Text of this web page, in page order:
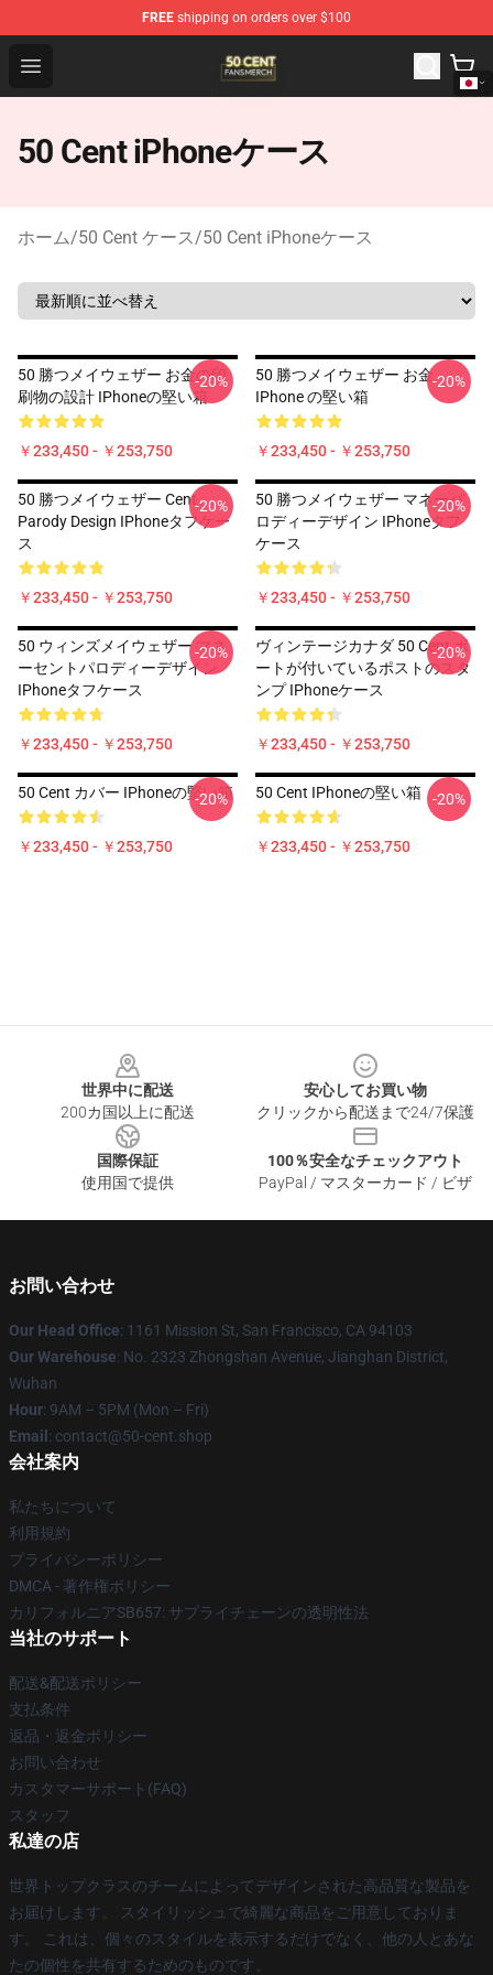
FREE shipping on orders over $100
Open menu
50 Cent Shop - Official 50 Cent Merchandise Store
50 Cent iPhoneケース
ホーム/50 Cent ケース/50 Cent iPhoneケース
50 勝つメイウェザー お金の印
刷物の設計 IPhoneの堅い箱
￥233,450 - ￥253,750
-20%
50 勝つメイウェザー お金
IPhone の堅い箱
￥233,450 - ￥253,750
-20%
50 勝つメイウェザー Cent
Parody Design IPhoneタフケー
ス
￥233,450 - ￥253,750
-20%
50 勝つメイウェザー マネーパ
ロディーデザイン IPhoneタフ
ケース
￥233,450 - ￥253,750
-20%
50 ウィンズメイウェザー マネ
ーセントパロディーデザイン
IPhoneタフケース
￥233,450 - ￥253,750
-20%
ヴィンテージカナダ 50 Cent ボ
ートが付いているポストのスタ
ンプ IPhoneケース
￥233,450 - ￥253,750
-20%
50 Cent カバー IPhoneの堅い箱
￥233,450 - ￥253,750
-20% 50 Cent IPhoneの堅い箱
￥233,450 - ￥253,750
-20%
世界中に配送
200カ国以上に配送
安心してお買い物
クリックから配送まで24/7保護
国際保証
使用国で提供
100％安全なチェックアウト
PayPal / マスターカード / ビザ
お問い合わせ
Our Head Office: 1161 Mission St, San Francisco, CA 94103
Our Warehouse: No. 2323 Zhongshan Avenue, Jianghan District,
Wuhan
Hour: 9AM – 5PM (Mon – Fri)
Email : contact@50-cent.shop
会社案内
私たちについて
利用規約
プライバシーポリシー
DMCA - 著作権ポリシー
カリフォルニアSB657: サプライチェーンの透明性法
当社のサポート
配送&配送ポリシー
支払条件
返品・返金ポリシー
お問い合わせ
カスタマーサポート(FAQ)
スタッフ
私達の店
世界トップクラスのチームによってデザインされた高品質な製品を
お届けします。 スタイリッシュで綺麗な商品をご用意しておりま
す。 これは、個々のスタイルを表示するだけでなく、他の人とあな
たの個性を共有するためのものです。